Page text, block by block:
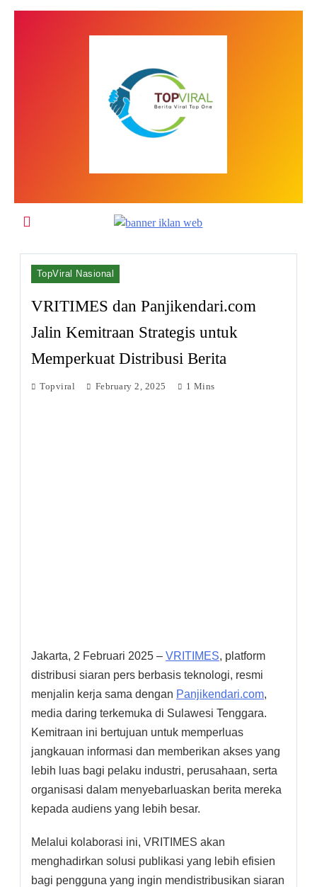
TopViral Nasional
VRITIMES dan Panjikendari.com
Jalin Kemitraan Strategis untuk
Memperkuat Distribusi Berita
Topviral February 2, 2025 1 Mins
Jakarta, 2 Februari 2025 – VRITIMES, platform
distribusi siaran pers berbasis teknologi, resmi
menjalin kerja sama dengan Panjikendari.com,
media daring terkemuka di Sulawesi Tenggara.
Kemitraan ini bertujuan untuk memperluas
jangkauan informasi dan memberikan akses yang
lebih luas bagi pelaku industri, perusahaan, serta
organisasi dalam menyebarluaskan berita mereka
kepada audiens yang lebih besar.
Melalui kolaborasi ini, VRITIMES akan
menghadirkan solusi publikasi yang lebih efisien
bagi pengguna yang ingin mendistribusikan siaran